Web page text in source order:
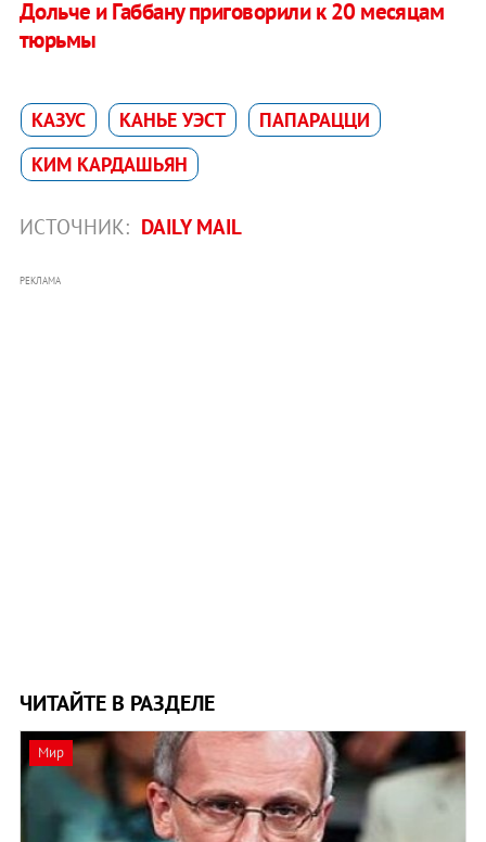
Дольче и Габбану приговорили к 20 месяцам
тюрьмы
КАЗУС КАНЬЕ УЭСТ
ПАПАРАЦЦИ
КИМ КАРДАШЬЯН
ИСТОЧНИК: DAILY MAIL
РЕКЛАМА
ЧИТАЙТЕ В РАЗДЕЛЕ
Мир